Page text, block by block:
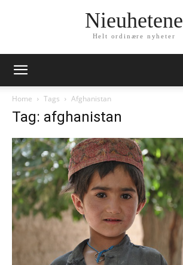
Nieuhetene
Helt ordinære nyheter
Home Tags Afghanistan
Tag: afghanistan